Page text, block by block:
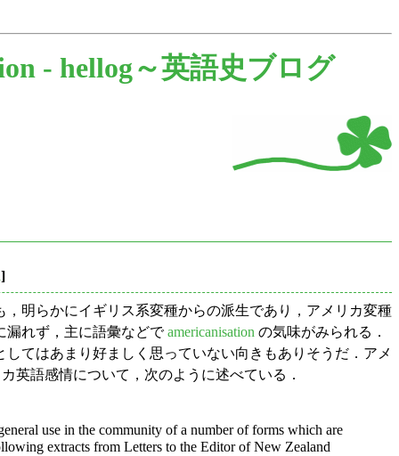
- hellog～英語史ブログ
]
明らかにイギリス系変種からの派生であり，アメリカ変種
漏れず，主に語彙などでamericanisation の気味がみられる．
てはあまり好ましく思っていない向きもありそうだ．アメ
英語感情について，次のように述べている．
use in the community of a number of forms which are
extracts from Letters to the Editor of New Zealand